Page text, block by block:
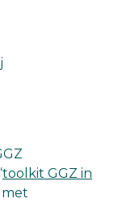
toolkit GGZ in